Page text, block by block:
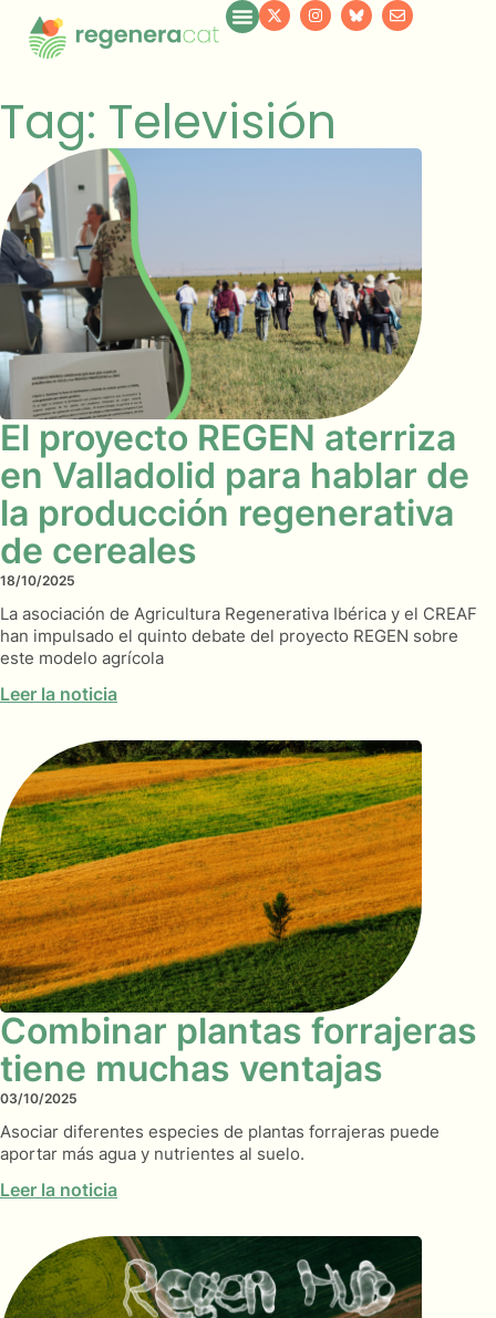
Tag: Televisión
El proyecto REGEN aterriza
en Valladolid para hablar de
la producción regenerativa
de cereales
18/10/2025
La asociación de Agricultura Regenerativa Ibérica y el CREAF
han impulsado el quinto debate del proyecto REGEN sobre
este modelo agrícola
Leer la noticia
Combinar plantas forrajeras
tiene muchas ventajas
03/10/2025
Asociar diferentes especies de plantas forrajeras puede
aportar más agua y nutrientes al suelo.
Leer la noticia